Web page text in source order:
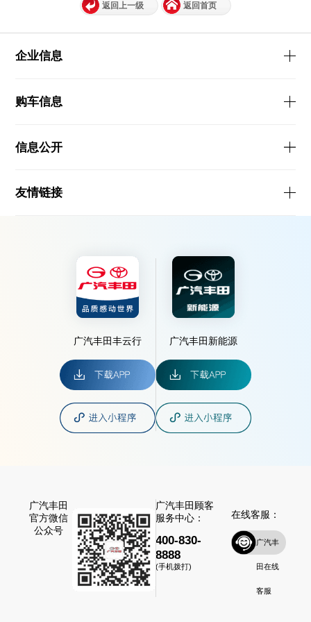
返回上一级 返回首页
企业信息
购车信息
信息公开
友情链接
广汽丰田丰云行 广汽丰田新能源
广汽丰田
官方微信
公众号
广汽丰田顾客
服务中心：
400-830-
8888
(手机拨打)
在线客服：
广汽丰
田在线
客服